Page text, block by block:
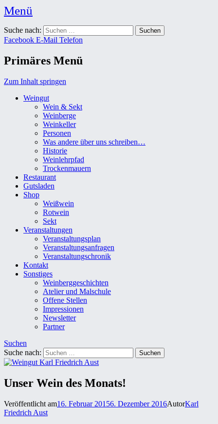
Menü
Weingut Karl Friedrich Aust
Das Weingut im Herzen der Radebeuler Oberlößnitz
Suche nach:
Facebook E-Mail Telefon
Primäres Menü
Zum Inhalt springen
Weingut
Wein & Sekt
Weinberge
Weinkeller
Personen
Was andere über uns schreiben…
Historie
Weinlehrpfad
Trockenmauern
Restaurant
Gutsladen
Shop
Weißwein
Rotwein
Sekt
Veranstaltungen
Veranstaltungsplan
Veranstaltungsanfragen
Veranstaltungschronik
Kontakt
Sonstiges
Weinberggeschichten
Atelier und Malschule
Offene Stellen
Impressionen
Newsletter
Partner
Suchen
Suche nach:
Unser Wein des Monats!
Veröffentlicht am16. Februar 20156. Dezember 2016AutorKarl
Friedrich Aust